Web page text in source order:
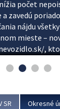
počet
zavedú
nájdu
mieste –
,
(SLASPO) a
SR Okresné